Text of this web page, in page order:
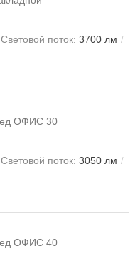
Световой поток: 3700 лм
Световой поток: 3050 лм